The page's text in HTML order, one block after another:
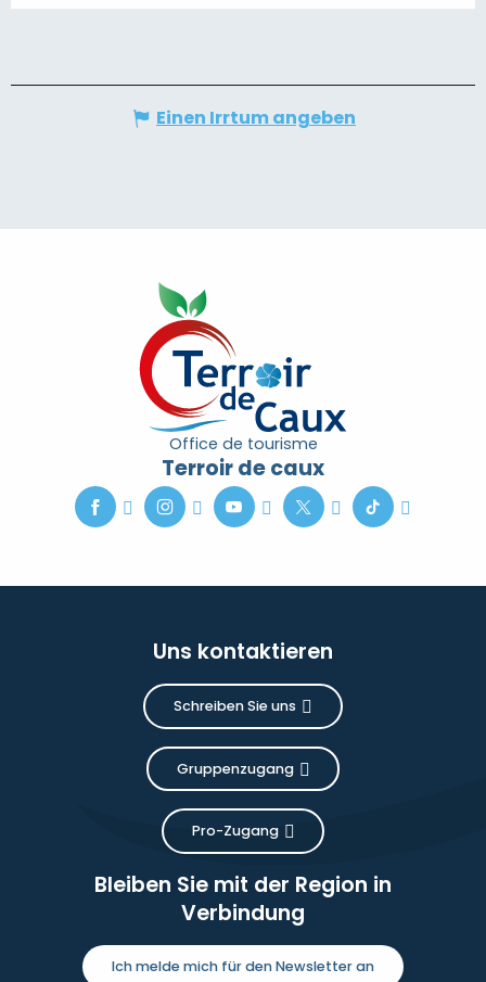
Einen Irrtum angeben
Office de tourisme
Terroir de caux
Uns kontaktieren
Schreiben Sie uns
Gruppenzugang
Pro-Zugang
Bleiben Sie mit der Region in
Verbindung
Ich melde mich für den Newsletter an